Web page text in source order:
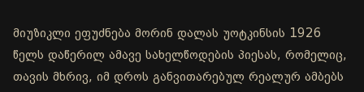
მიუზიკლი ეფუძნება მორინ დალას უოტკინსის 1926
წელს დაწერილ ამავე სახელწოდების პიესას, რომელიც,
თავის მხრივ, იმ დროს განვითარებულ რეალურ ამბებს